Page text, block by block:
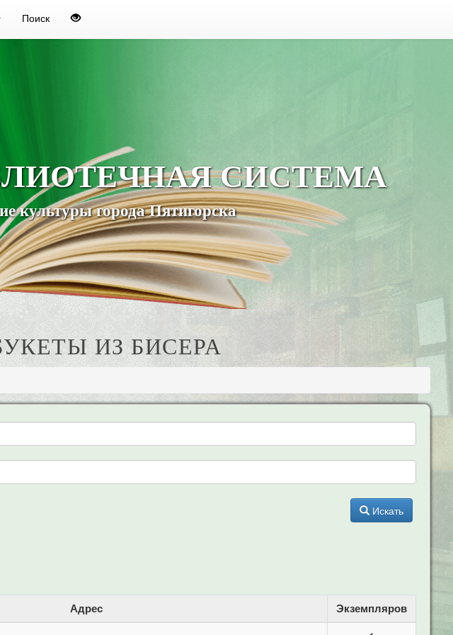
Поиск
СИСТЕМА
культуры города Пятигорска
ИЗ БИСЕРА
Искать
Адрес Экземпляров